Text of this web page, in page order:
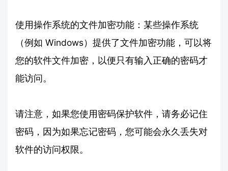
使用操作系统的文件加密功能：某些操作系统
（例如 Windows）提供了文件加密功能，可以将
您的软件文件加密，以便只有输入正确的密码才
能访问。
请注意，如果您使用密码保护软件，请务必记住
密码，因为如果忘记密码，您可能会永久丢失对
软件的访问权限。